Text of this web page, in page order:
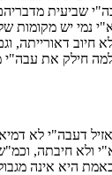
שביעית
נמי יש מקומות
חיוב דאורייתה,
חילק את
דעבה"י לא
א"י ולא חיבתה,
היא אינה